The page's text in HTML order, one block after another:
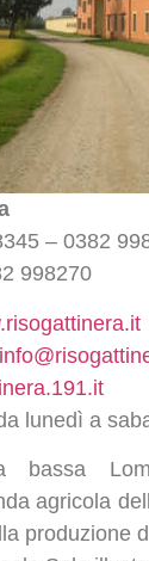
– 0382
998270
lunedì a
bassa
agricola
produzione